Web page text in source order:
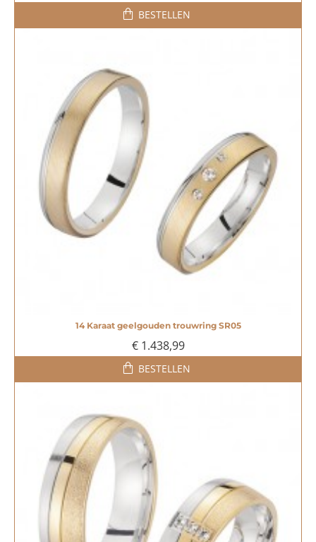
BESTELLEN
14 Karaat geelgouden trouwring SR05
€ 1.438,99
BESTELLEN